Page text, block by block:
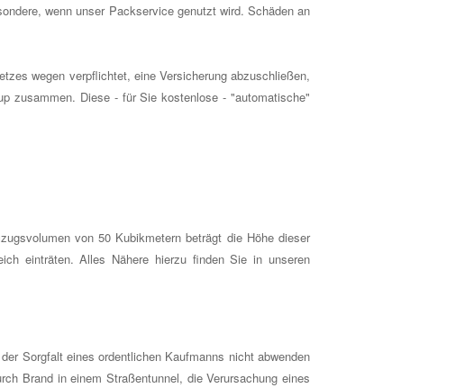
wenn unser Packservice genutzt wird. Schäden an
wegen verpflichtet, eine Versicherung abzuschließen,
zusammen. Diese - für Sie kostenlose - "automatische"
von 50 Kubikmetern beträgt die Höhe dieser
einträten. Alles Nähere hierzu finden Sie in unseren
Sorgfalt eines ordentlichen Kaufmanns nicht abwenden
Brand in einem Straßentunnel, die Verursachung eines